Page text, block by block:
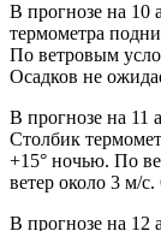
В прогнозе на 10
термометра
По ветровым
Осадков не
В прогнозе на 11
Столбик
+15° ночью. По
ветер около 3 м/
В прогнозе на 12